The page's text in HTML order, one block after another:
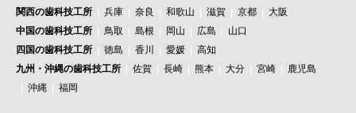
関西の歯科技工所
兵庫 奈良 和歌山 滋賀 京都
大阪
中国の歯科技工所
鳥取 島根 岡山 広島
山口
四国の歯科技工所
徳島 香川 愛媛
高知
九州・沖縄の歯科技工所
佐賀 長崎 熊本 大分 宮崎
鹿児島
沖縄
福岡